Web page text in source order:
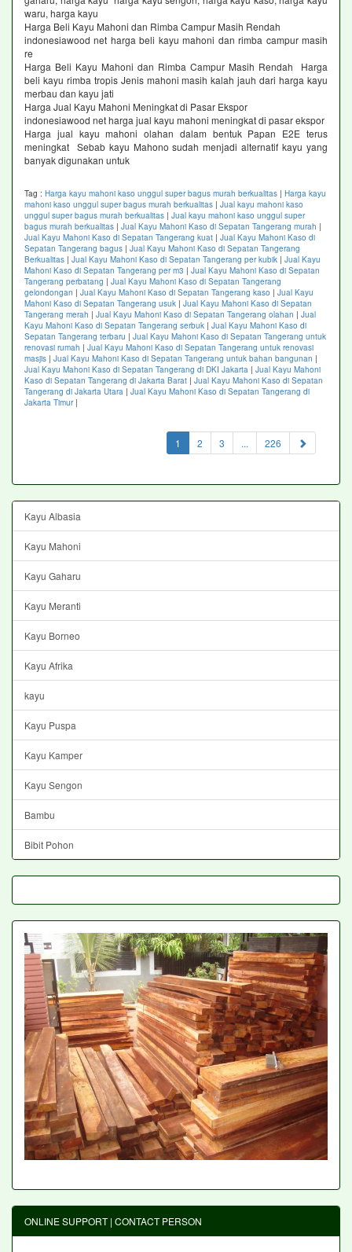
waru, harga kayu
Harga Beli Kayu Mahoni dan Rimba Campur Masih Rendah
indonesiawood net harga beli kayu mahoni dan rimba campur masih
re
Harga Beli Kayu Mahoni dan Rimba Campur Masih Rendah Harga
beli kayu rimba tropis Jenis mahoni masih kalah jauh dari harga kayu
merbau dan kayu jati
Harga Jual Kayu Mahoni Meningkat di Pasar Ekspor
indonesiawood net harga jual kayu mahoni meningkat di pasar ekspor
Harga jual kayu mahoni olahan dalam bentuk Papan E2E terus
meningkat Sebab kayu Mahono sudah menjadi alternatif kayu yang
banyak digunakan untuk
Tag : Harga kayu mahoni kaso unggul super bagus murah berkualitas | Harga kayu
mahoni kaso unggul super bagus murah berkualitas | Jual kayu mahoni kaso
unggul super bagus murah berkualitas | Jual kayu mahoni kaso unggul super
bagus murah berkualitas | Jual Kayu Mahoni Kaso di Sepatan Tangerang murah |
Jual Kayu Mahoni Kaso di Sepatan Tangerang kuat | Jual Kayu Mahoni Kaso di
Sepatan Tangerang bagus | Jual Kayu Mahoni Kaso di Sepatan Tangerang
Berkualitas | Jual Kayu Mahoni Kaso di Sepatan Tangerang per kubik | Jual Kayu
Mahoni Kaso di Sepatan Tangerang per m3 | Jual Kayu Mahoni Kaso di Sepatan
Tangerang perbatang | Jual Kayu Mahoni Kaso di Sepatan Tangerang
gelondongan | Jual Kayu Mahoni Kaso di Sepatan Tangerang kaso | Jual Kayu
Mahoni Kaso di Sepatan Tangerang usuk | Jual Kayu Mahoni Kaso di Sepatan
Tangerang merah | Jual Kayu Mahoni Kaso di Sepatan Tangerang olahan | Jual
Kayu Mahoni Kaso di Sepatan Tangerang serbuk | Jual Kayu Mahoni Kaso di
Sepatan Tangerang terbaru | Jual Kayu Mahoni Kaso di Sepatan Tangerang untuk
renovasi rumah | Jual Kayu Mahoni Kaso di Sepatan Tangerang untuk renovasi
masjis | Jual Kayu Mahoni Kaso di Sepatan Tangerang untuk bahan bangunan |
Jual Kayu Mahoni Kaso di Sepatan Tangerang di DKI Jakarta | Jual Kayu Mahoni
Kaso di Sepatan Tangerang di Jakarta Barat | Jual Kayu Mahoni Kaso di Sepatan
Tangerang di Jakarta Utara | Jual Kayu Mahoni Kaso di Sepatan Tangerang di
Jakarta Timur|
1 (current)
2 3 ... 226
Kayu Albasia
Kayu Mahoni
Kayu Gaharu
Kayu Meranti
Kayu Borneo
Kayu Afrika
kayu
Kayu Puspa
Kayu Kamper
Kayu Sengon
Bambu
Bibit Pohon
ONLINE SUPPORT | CONTACT PERSON